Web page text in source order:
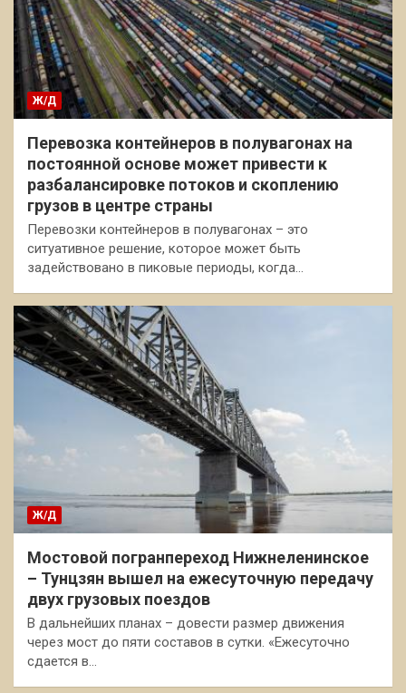
Ж/Д
Перевозка контейнеров в полувагонах на
постоянной основе может привести к
разбалансировке потоков и скоплению
грузов в центре страны
Перевозки контейнеров в полувагонах – это
ситуативное решение, которое может быть
задействовано в пиковые периоды, когда…
Ж/Д
Мостовой погранпереход Нижнеленинское
– Тунцзян вышел на ежесуточную передачу
двух грузовых поездов
В дальнейших планах – довести размер движения
через мост до пяти составов в сутки. «Ежесуточно
сдается в…